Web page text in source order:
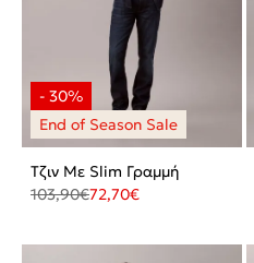
Τζιν Με Slim Γραμμή
103,90€72,70€